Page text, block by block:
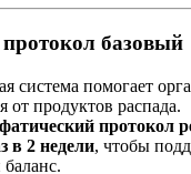
базовый
система помогает
от продуктов распада.
протокол
в 2 недели, чтобы